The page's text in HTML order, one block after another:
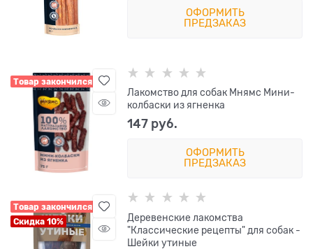
ОФОРМИТЬ
ПРЕДЗАКАЗ
Товар закончился
Лакомство для собак Мнямс Мини-
колбаски из ягненка
147 руб.
ОФОРМИТЬ
ПРЕДЗАКАЗ
Товар закончился
Скидка 10%
Деревенские лакомства
"Классические рецепты" для собак -
Шейки утиные